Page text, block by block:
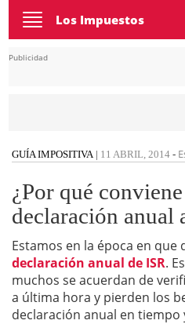
Toggle
navigation
Los Impuestos
Publicidad
GUÍA IMPOSITIVA| 11 ABRIL, 2014 -
¿Por qué
declaración anual
Estamos en la época en
declaración anual de ISR.
muchos se acuerdan de
a última hora y pierden los
declaración anual en tiempo